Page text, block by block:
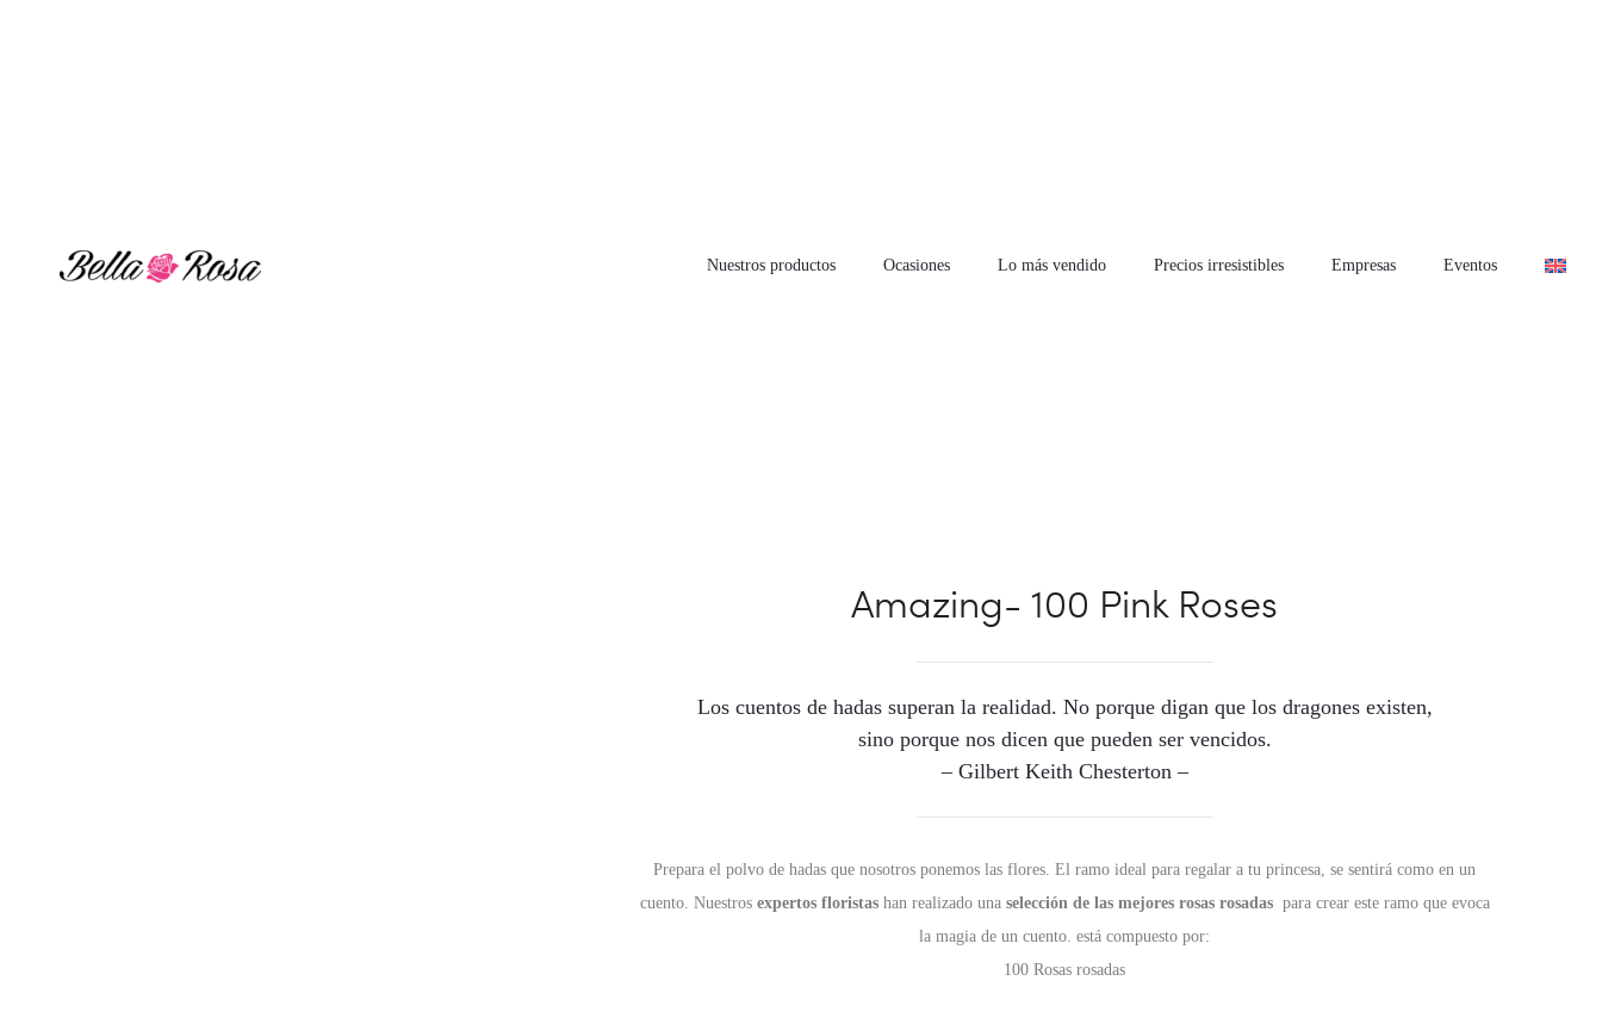
Nuestros productos Ocasiones Lo más vendido Precios irresistibles Empresas Eventos
Amazing- 100 Pink Roses
Los cuentos de hadas superan la realidad. No porque digan que los dragones existen,
sino porque nos dicen que pueden ser vencidos.
– Gilbert Keith Chesterton –
Prepara el polvo de hadas que nosotros ponemos las flores. El ramo ideal para regalar a tu princesa, se sentirá como en un
cuento. Nuestros expertos floristashan realizado una selección de las mejores rosas rosadas para crear este ramo que evoca
la magia de un cuento. está compuesto por:
100 Rosas rosadas